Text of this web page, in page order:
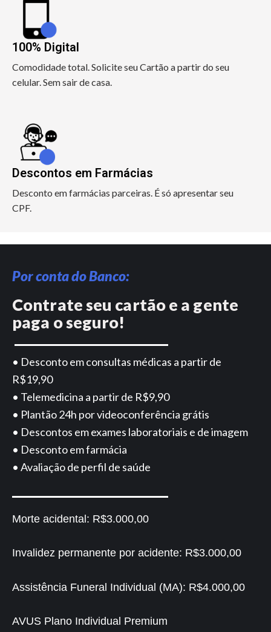
100% Digital
Comodidade total. Solicite seu Cartão a partir do seu
celular. Sem sair de casa.
Descontos em Farmácias
Desconto em farmácias parceiras. É só apresentar seu
CPF.
Por conta do Banco:
Contrate seu cartão e a gente
paga o seguro!
• Desconto em consultas médicas a partir de
R$19,90
• Telemedicina a partir de R$9,90
• Plantão 24h por videoconferência grátis
• Descontos em exames laboratoriais e de imagem
• Desconto em farmácia
• Avaliação de perfil de saúde
Morte acidental: R$3.000,00
Invalidez permanente por acidente: R$3.000,00
Assistência Funeral Individual (MA): R$4.000,00
AVUS Plano Individual Premium